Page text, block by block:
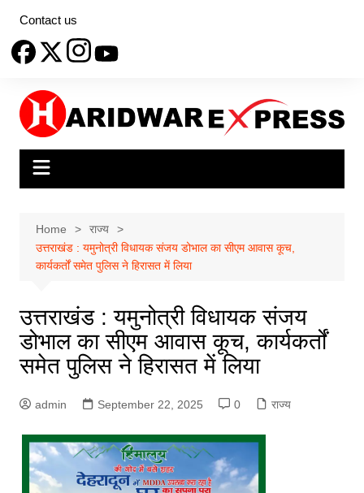
content
Contact us
Home
राज्य
उत्तराखंड : यमुनोत्री विधायक संजय डोभाल का सीएम आवास कूच,
कार्यकर्तों समेत पुलिस ने हिरासत में लिया
उत्तराखंड : यमुनोत्री विधायक संजय
डोभाल का सीएम आवास कूच, कार्यकर्तों
समेत पुलिस ने हिरासत में लिया
admin September 22, 2025 0 राज्य